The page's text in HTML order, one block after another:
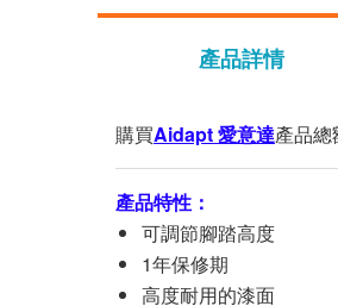
產品詳情
購買Aidapt 愛意達產品
產品特性：
可調節腳踏高度
1年保修期
高度耐用的漆面